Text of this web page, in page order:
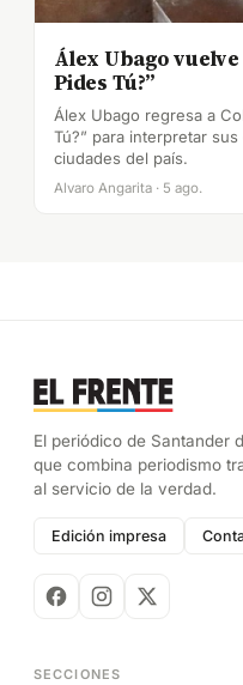
Álex Ubago vuelve
Pides Tú?”
Álex Ubago regresa a
Tú?” para interpretar
ciudades del país.
Alvaro Angarita · 5 ago.
El periódico de Santander
que combina periodismo
al servicio de la verdad.
Edición impresa
SECCIONES